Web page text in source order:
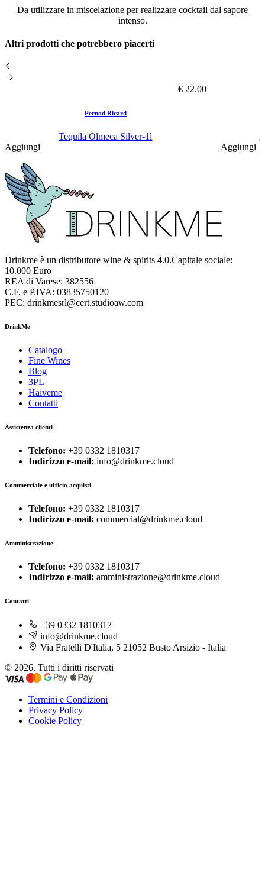
Da utilizzare in miscelazione per realizzare cocktail dal sapore
intenso.
Altri prodotti che potrebbero piacerti
€ 22.00
Pernod Ricard
Tequila Olmeca Silver-1l
Aggiungi
Aggiungi
Drinkme è un distributore wine & spirits 4.0.Capitale sociale:
10.000 Euro
REA di Varese: 382556
C.F. e P.IVA: 03835750120
PEC: drinkmesrl@cert.studioaw.com
DrinkMe
Catalogo
Fine Wines
Blog
3PL
Haiveme
Contatti
Assistenza clienti
Telefono: +39 0332 1810317
Indirizzo e-mail: info@drinkme.cloud
Commerciale e ufficio acquisti
Telefono: +39 0332 1810317
Indirizzo e-mail: commercial@drinkme.cloud
Amministrazione
Telefono: +39 0332 1810317
Indirizzo e-mail: amministrazione@drinkme.cloud
Contatti
+39 0332 1810317
info@drinkme.cloud
Via Fratelli D'Italia, 5 21052 Busto Arsizio - Italia
© 2026. Tutti i diritti riservati
Termini e Condizioni
Privacy Policy
Cookie Policy